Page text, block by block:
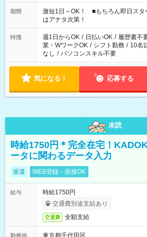
期間
激短1日～OK！ ■もちろん即日ス
はアナタ次第！
特徴 週1日からOK / 日払いOK / 履歴書不
業・WワークOK / シフト勤務 / 10名
なし / パソコンスキル不要
気になる！ 応募する
未読
時給1750円＊完全在宅！
ータに関わるデータ入力
派遣 WEB登録・面接OK
給与
時給1750円
交通費別途支給あり
交通費 全額支給
勤務地
東京都千代田区